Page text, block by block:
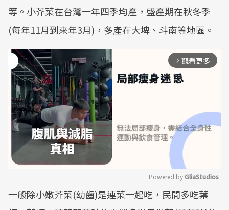
等。小芥菜在台灣一年四季均產，盛產期在秋冬季
(每年11月到來年3月)，多產在大埤、斗南等地區。
arrow_forward_ios 觀看更多
Mute
Powered by GliaStudios
一般除小嫩芥菜(幼齒)是連菜一起吃，民間多吃葉